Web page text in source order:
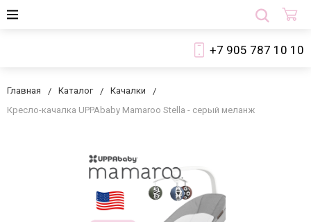
+7 905 787 10 10
Главная Каталог
Качалки
Кресло-качалка UPPAbaby Mamaroo Stella - серый меланж